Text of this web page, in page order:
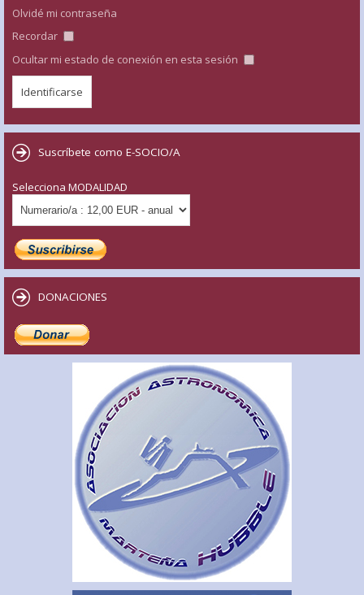
Olvidé mi contraseña
Recordar
Ocultar mi estado de conexión en esta sesión
Suscríbete como E-SOCIO/A
Selecciona MODALIDAD
DONACIONES